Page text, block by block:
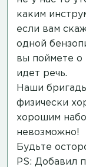
каким
если вам
одной
вы поймете о
идет речь.
Наши
физически
хорошим
невозможно!
Будьте
PS: Добавил